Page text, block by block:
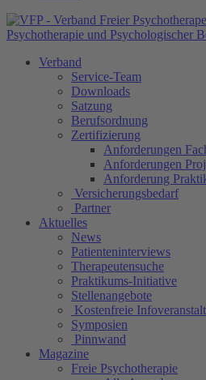
Verband
Service-Team
Downloads
Satzung
Berufsordnung
Zertifizierung
Anforderungen
Anforderungen
Anforderung
Versicherungsbedarf
Partner
Aktuelles
News
Patienteninterviews
Therapeutensuche
Praktikums-Initiative
Stellenangebote
Kostenfreie
Symposien
Pinnwand
Magazine
Freie Psychotherapie